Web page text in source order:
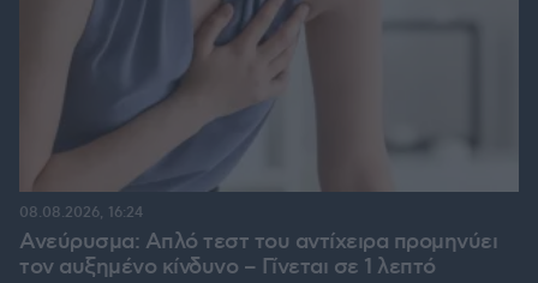
Ανεύρυσμα: Απλό τεστ του αντίχειρα προμηνύει
τον αυξημένο κίνδυνο – Γίνεται σε 1 λεπτό
08.08.2026, 16:24